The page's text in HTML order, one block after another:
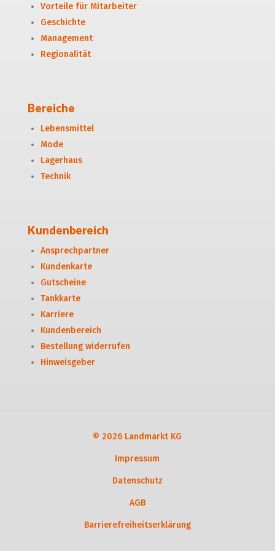
Vorteile für Mitarbeiter
Geschichte
Management
Regionalität
Bereiche
Lebensmittel
Mode
Lagerhaus
Technik
Kundenbereich
Ansprechpartner
Kundenkarte
Gutscheine
Tankkarte
Karriere
Kundenbereich
Bestellung widerrufen
Hinweisgeber
© 2026 Landmarkt KG
Impressum
Datenschutz
AGB
Barrierefreiheitserklärung